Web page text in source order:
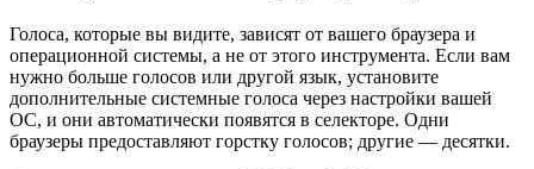
Голоса, которые вы видите, зависят от вашего браузера и
операционной системы, а не от этого инструмента. Если вам
нужно больше голосов или другой язык, установите
дополнительные системные голоса через настройки вашей
ОС, и они автоматически появятся в селекторе. Одни
браузеры предоставляют горстку голосов; другие — десятки.